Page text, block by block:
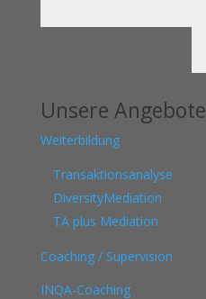
Unsere Angebote
Weiterbildung
Transaktionsanalyse
DiversityMediation
TA plus Mediation
Coaching / Supervision
INQA-Coaching